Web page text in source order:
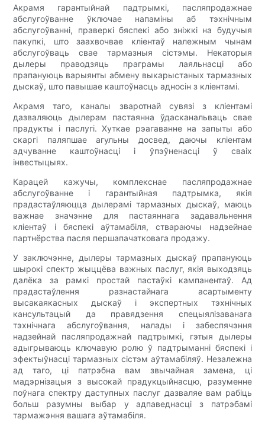
Акрамя гарантыйнай падтрымкі, пасляпродажнае
абслугоўванне ўключае напаміны аб тэхнічным
абслугоўванні, праверкі бяспекі або зніжкі на будучыя
пакупкі, што заахвочвае кліентаў належным чынам
абслугоўваць свае тармазныя сістэмы. Некаторыя
дылеры праводзяць праграмы лаяльнасці або
прапануюць варыянты абмену выкарыстаных тармазных
дыскаў, што павышае каштоўнасць адносін з кліентамі.
Акрамя таго, каналы зваротнай сувязі з кліентамі
дазваляюць дылерам пастаянна ўдасканальваць свае
прадукты і паслугі. Хуткае рэагаванне на запыты або
скаргі паляпшае агульны досвед, даючы кліентам
адчуванне каштоўнасці і ўпэўненасці ў сваіх
інвестыцыях.
Карацей кажучы, комплекснае пасляпродажнае
абслугоўванне і гарантыйная падтрымка, якія
прадастаўляюцца дылерамі тармазных дыскаў, маюць
важнае значэнне для пастаяннага задавальнення
кліентаў і бяспекі аўтамабіля, ствараючы надзейнае
партнёрства пасля першапачатковага продажу.
У заключэнне, дылеры тармазных дыскаў прапануюць
шырокі спектр жыццёва важных паслуг, якія выходзяць
далёка за рамкі простай пастаўкі кампанентаў. Ад
прадастаўлення разнастайнага асартыменту
высакаякасных дыскаў і экспертных тэхнічных
кансультацый да правядзення спецыялізаванага
тэхнічнага абслугоўвання, налады і забеспячэння
надзейнай пасляпродажнай падтрымкі, гэтыя дылеры
адыгрываюць ключавую ролю ў падтрыманні бяспекі і
эфектыўнасці тармазных сістэм аўтамабіляў. Незалежна
ад таго, ці патрэбна вам звычайная замена, ці
мадэрнізацыя з высокай прадукцыйнасцю, разуменне
поўнага спектру даступных паслуг дазваляе вам рабіць
больш разумны выбар у адпаведнасці з патрэбамі
тармажэння вашага аўтамабіля.